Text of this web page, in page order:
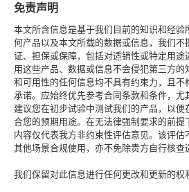
免责声明
本文所含信息是基于我们目前的知识和经
何产品以及本文所载的数据或信息，我们不
证、担保或保障，包括对适销性或特定用
用这些产品、数据或信息不会侵犯第三方的
和可用性的任何信息均不具有约束力，且不
承诺。应始终优先参考合同条款和条件，尤
建议您在初步试验中测试我们的产品，以
合您的预期用途。在无法律强制要求的前
内容仅代表我方非约束性评估意见。该评估
其他场景合规使用，亦不免除贵方自行核查
我们保留对此信息进行任何更改和更新的权